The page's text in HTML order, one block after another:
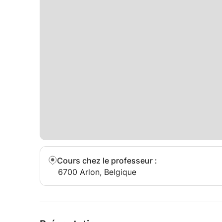
Cours chez le professeur :
6700 Arlon, Belgique